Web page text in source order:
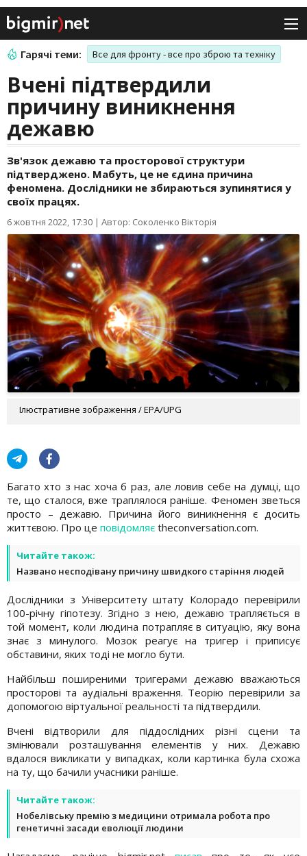
Гарячі теми: Все для фронту - все про зброю та техніку
Вчені підтвердили
причину виникнення
дежавю
Зв'язок дежавю та просторової структури
підтверджено. Мабуть, це не єдина причина
феномена. Дослідники не збираються зупинятися у
своїх працях.
6 жовтня 2022, 17:30 | Автор: Соколенко Вікторія
Ілюстративне зображення / EPA/UPG
Багато хто з нас хоча б раз, але ловив себе на думці, що
те, що сталося, вже траплялося раніше. Феномен зветься
просто – дежавю. Причина його виникнення є досить
життєвою. Про це повідомляє theconversation.com.
Читайте також:
Названо несподівану причину швидкого старіння людей
Дослідники з Університету штату Колорадо перевірили
100-річну гіпотезу. Згідно з нею, дежавю трапляється в
той момент, коли людина потрапляє в ситуацію, яку вона
знає з минулого. Мозок реагує на тригер і приписує
обставини, яких тоді не могло бути.
Найбільш поширеними тригерами дежавю вважаються
просторові та аудіальні враження. Теорію перевірили за
допомогою віртуальної реальності та підтвердили.
Вчені відтворили для піддослідних різні сцени та
змінювали розташування елементів у них. Дежавю
вдалося викликати у випадках, коли картинка була схожа
на ту, що бачили учасники раніше.
Читайте також:
Нобелівську премію з медицини отримала робота про
генетичні засади еволюції людини